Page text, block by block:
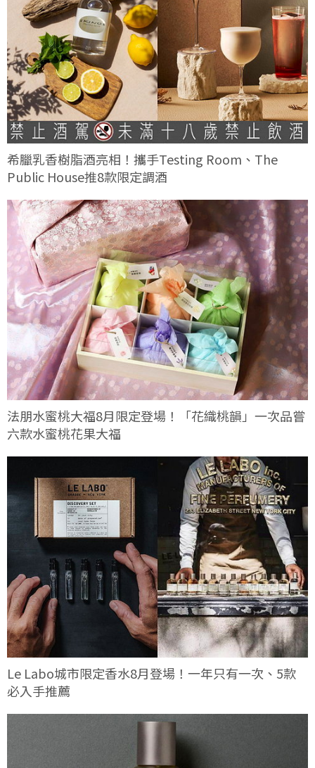
希臘乳香樹脂酒亮相！攜手Testing Room、The
Public House推8款限定調酒
法朋水蜜桃大福8月限定登場！「花織桃韻」一次品嘗
六款水蜜桃花果大福
Le Labo城市限定香水8月登場！一年只有一次、5款
必入手推薦